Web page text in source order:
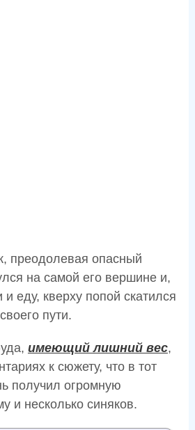
преодолевая опасный
на самой его вершине и,
и еду, кверху попой скатился
пути.
имеющий лишний вес,
к сюжету, что в тот
получил огромную
и несколько синяков.